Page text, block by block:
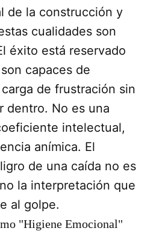
de la construcción y
cualidades son
éxito está reservado
capaces de
de frustración sin
dentro. No es una
intelectual,
anímica. El
de una caída no es
la interpretación que
al golpe.
"Higiene Emocional"